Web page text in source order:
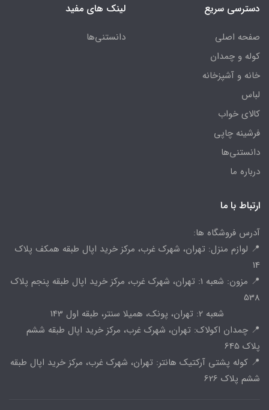
دسترسی سریع
صفحه اصلی
کوله و چمدان
خانه و آشپزخانه
لباس
کالای خواب
فرشینه چاپی
دانستنی‌ها
درباره ما
لینک های مفید
دانستنی‌ها
ارتباط با ما
آدرس فروشگاه ها:
📍 لوازم منزل: تهران، شهرک غرب، مرکز خرید اپال طبقه همکف پلاک
14
📍 مزون: شعبه 1: تهران، شهرک غرب، مرکز خرید اپال طبقه پنجم پلاک
538
شعبه 2: تهران، پونک، همیلا سنتر، طبقه اول 143
📍 چمدان اکولاک: تهران، شهرک غرب، مرکز خرید اپال طبقه ششم
پلاک 645
📍 کوله پشتی آرکتیک هانتر: تهران، شهرک غرب، مرکز خرید اپال طبقه
ششم پلاک 626